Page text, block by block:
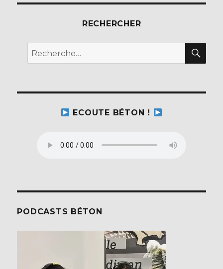
RECHERCHER
Recherche
pour :
ECOUTE BÉTON !
PODCASTS BÉTON